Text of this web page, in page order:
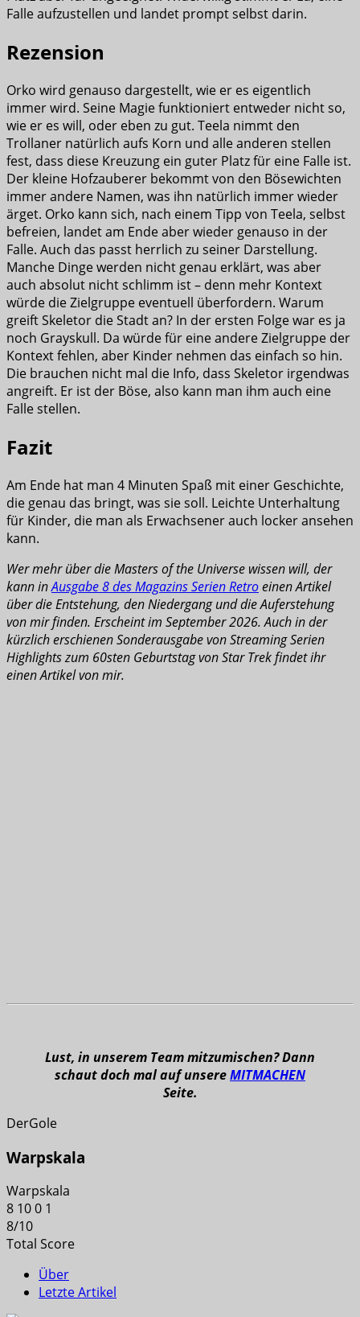
Falle aufzustellen und landet prompt selbst darin.
Rezension
Orko wird genauso dargestellt, wie er es eigentlich
immer wird. Seine Magie funktioniert entweder nicht so,
wie er es will, oder eben zu gut. Teela nimmt den
Trollaner natürlich aufs Korn und alle anderen stellen
fest, dass diese Kreuzung ein guter Platz für eine Falle ist.
Der kleine Hofzauberer bekommt von den Bösewichten
immer andere Namen, was ihn natürlich immer wieder
ärget. Orko kann sich, nach einem Tipp von Teela, selbst
befreien, landet am Ende aber wieder genauso in der
Falle. Auch das passt herrlich zu seiner Darstellung.
Manche Dinge werden nicht genau erklärt, was aber
auch absolut nicht schlimm ist – denn mehr Kontext
würde die Zielgruppe eventuell überfordern. Warum
greift Skeletor die Stadt an? In der ersten Folge war es ja
noch Grayskull. Da würde für eine andere Zielgruppe der
Kontext fehlen, aber Kinder nehmen das einfach so hin.
Die brauchen nicht mal die Info, dass Skeletor irgendwas
angreift. Er ist der Böse, also kann man ihm auch eine
Falle stellen.
Fazit
Am Ende hat man 4 Minuten Spaß mit einer Geschichte,
die genau das bringt, was sie soll. Leichte Unterhaltung
für Kinder, die man als Erwachsener auch locker ansehen
kann.
Wer mehr über die Masters of the Universe wissen will, der
kann inAusgabe 8 des Magazins Serien Retroeinen Artikel
über die Entstehung, den Niedergang und die Auferstehung
von mir finden. Erscheint im September 2026. Auch in der
kürzlich erschienen Sonderausgabe von Streaming Serien
Highlights zum 60sten Geburtstag von Star Trek findet ihr
einen Artikel von mir.
Lust, in unserem Team mitzumischen? Dann
schaut doch mal auf unsereMITMACHEN
Seite.
DerGole
Warpskala
Warpskala
8 100 1
8/10
Total Score
Über
Letzte Artikel